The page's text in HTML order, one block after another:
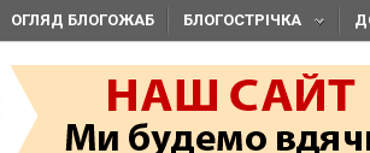
ОГЛЯД БЛОГОЖАБ БЛОГОСТРІЧКА